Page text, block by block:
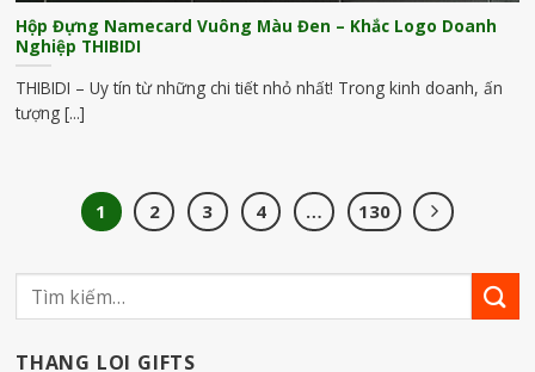
Hộp Đựng Namecard Vuông Màu Đen – Khắc Logo Doanh
Nghiệp THIBIDI
THIBIDI – Uy tín từ những chi tiết nhỏ nhất! Trong kinh doanh, ấn
tượng [...]
1 2 3 4 … 130
THANG LOI GIFTS